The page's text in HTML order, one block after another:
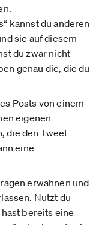
kannst du anderen
sie auf diesem
du zwar nicht
genau die, die du
Posts von einem
eigenen
die den Tweet
eine
erwähnen und
Nutzt du
bereits eine